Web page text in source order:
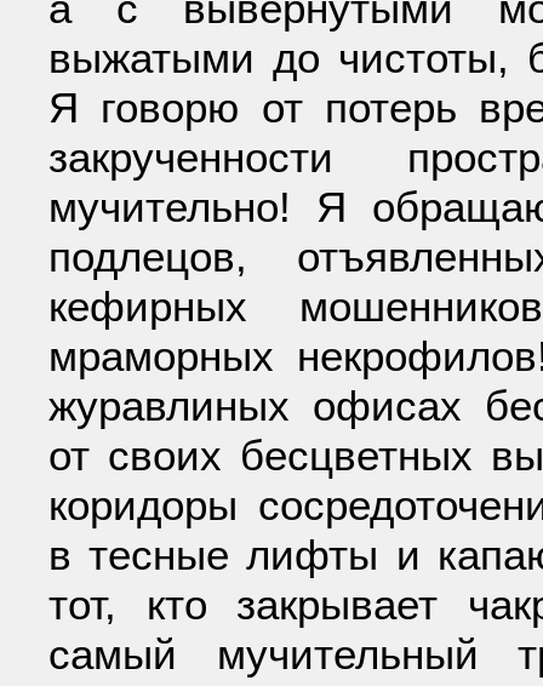
выжатыми до чистоты,
Я говорю от потерь
закрученности
мучительно! Я
подлецов,
кефирных
мраморных
журавлиных офисах
от своих бесцветных
коридоры
в тесные лифты и
тот, кто закрывает
самый мучительный